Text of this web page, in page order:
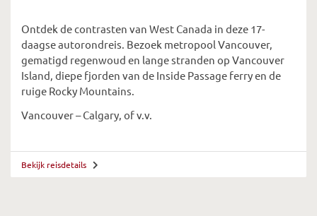
Ontdek de contrasten van West Canada in deze 17-
daagse autorondreis. Bezoek metropool Vancouver,
gematigd regenwoud en lange stranden op Vancouver
Island, diepe fjorden van de Inside Passage ferry en de
ruige Rocky Mountains.
Vancouver – Calgary, of v.v.
Bekijk reisdetails